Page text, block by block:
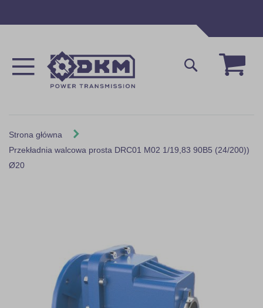
Mój
Szukaj
Strona główna
Przekładnia walcowa prosta DRC01 M02 1/19,83 90B5 (24/200))
Ø20